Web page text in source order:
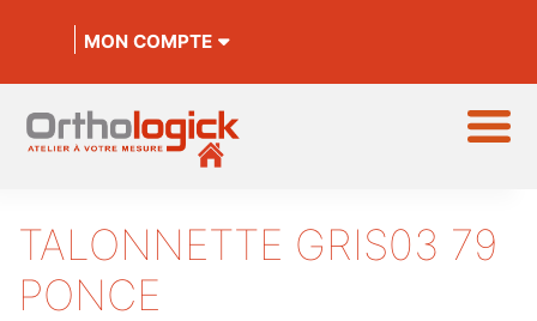
MON COMPTE
TALONNETTE GRIS03 79
PONCE